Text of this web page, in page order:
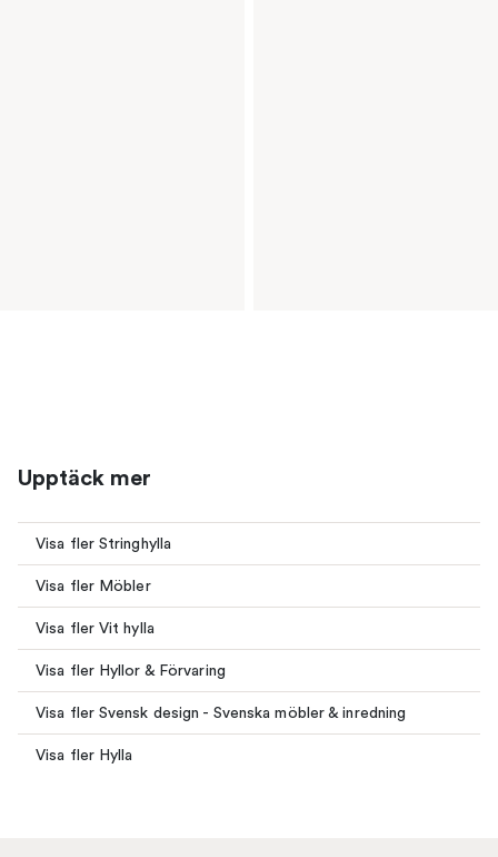
Upptäck mer
Visa fler Stringhylla
Visa fler Möbler
Visa fler Vit hylla
Visa fler Hyllor & Förvaring
Visa fler Svensk design - Svenska möbler & inredning
Visa fler Hylla